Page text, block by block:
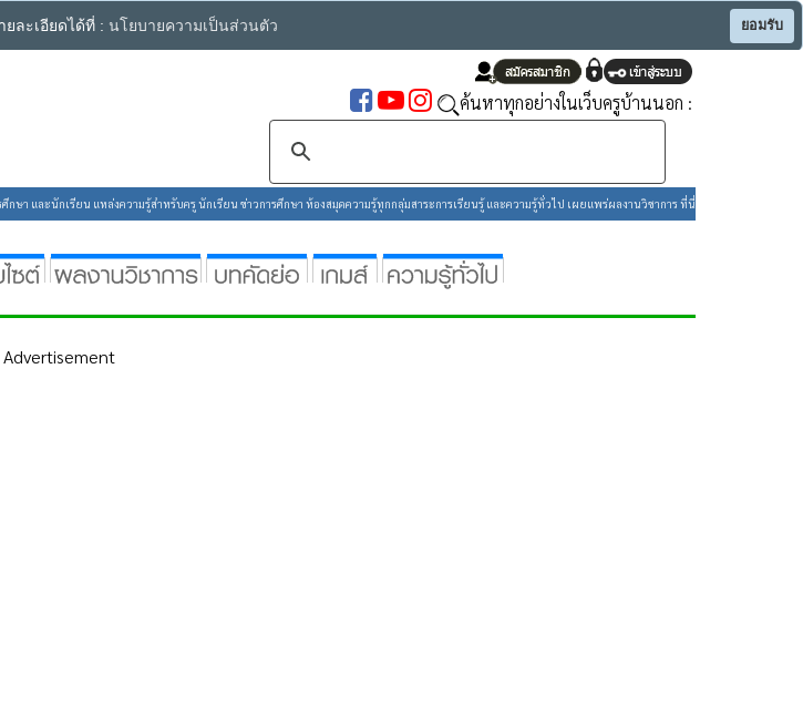
ละเอียดได้ที่ : นโยบายความเป็นส่วนตัว ยอมรับ
ค้นหาทุกอย่างในเว็บครูบ้านนอก :
กษา และนักเรียน แหล่งความรู้สำหรับครู นักเรียน ข่าวการศึกษา ห้องสมุดความรู้ทุกกลุ่มสาระการเรียนรู้ และความรู้ทั่วไป เผยแพร่ผลงานวิชาการ ที่นี่
Advertisement